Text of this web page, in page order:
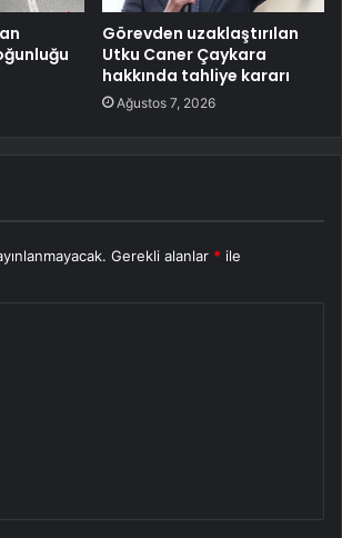
Görevden uzaklaştırılan
Utku Caner Çaykara
hakkında tahliye kararı
Ağustos 7, 2026
Gerekli alanlar * ile